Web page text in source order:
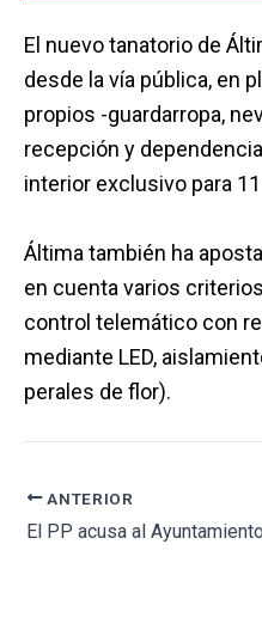
El nuevo tanatorio de
desde la vía pública, en
propios -guardarropa,
recepción y
interior exclusivo para
Áltima también ha
en cuenta varios
control telemático con
mediante LED,
perales de flor).
ANTERIOR